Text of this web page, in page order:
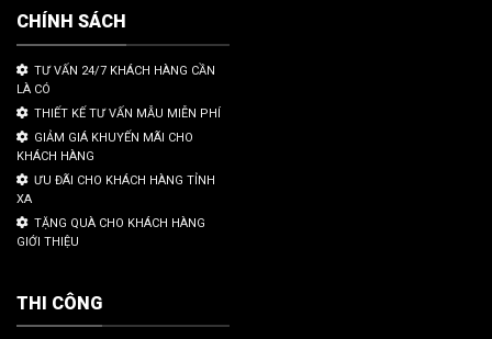
CHÍNH SÁCH
TƯ VẤN 24/7 KHÁCH HÀNG CẦN
LÀ CÓ
THIẾT KẾ TƯ VẤN MẪU MIỄN PHÍ
GIẢM GIÁ KHUYẾN MÃI CHO
KHÁCH HÀNG
ƯU ĐÃI CHO KHÁCH HÀNG TỈNH
XA
TẶNG QUÀ CHO KHÁCH HÀNG
GIỚI THIỆU
THI CÔNG